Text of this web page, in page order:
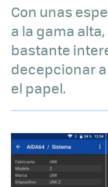
Con unas
a la gama
bastante
decepcionar
el papel.